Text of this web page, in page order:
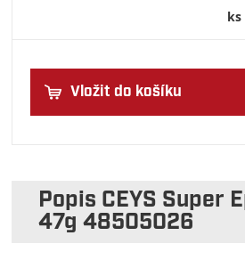
ks
Vložit do košíku
Popis CEYS Super
47g 48505026